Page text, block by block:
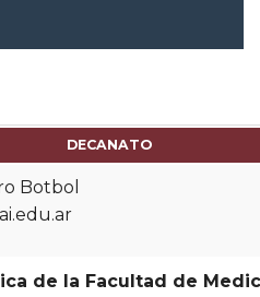
DECANATO
Botbol
de la Facultad de